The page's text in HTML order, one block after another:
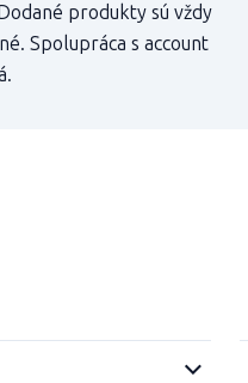
produkty sú vždy
Spolupráca s account